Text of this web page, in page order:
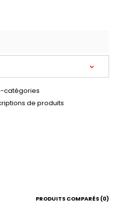
catégories
de produits
PRODUITS COMPARÉS (0)